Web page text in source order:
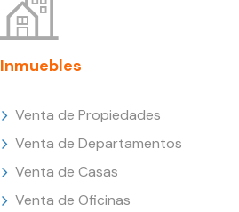
Inmuebles
Venta de Propiedades
Venta de Departamentos
Venta de Casas
Venta de Oficinas